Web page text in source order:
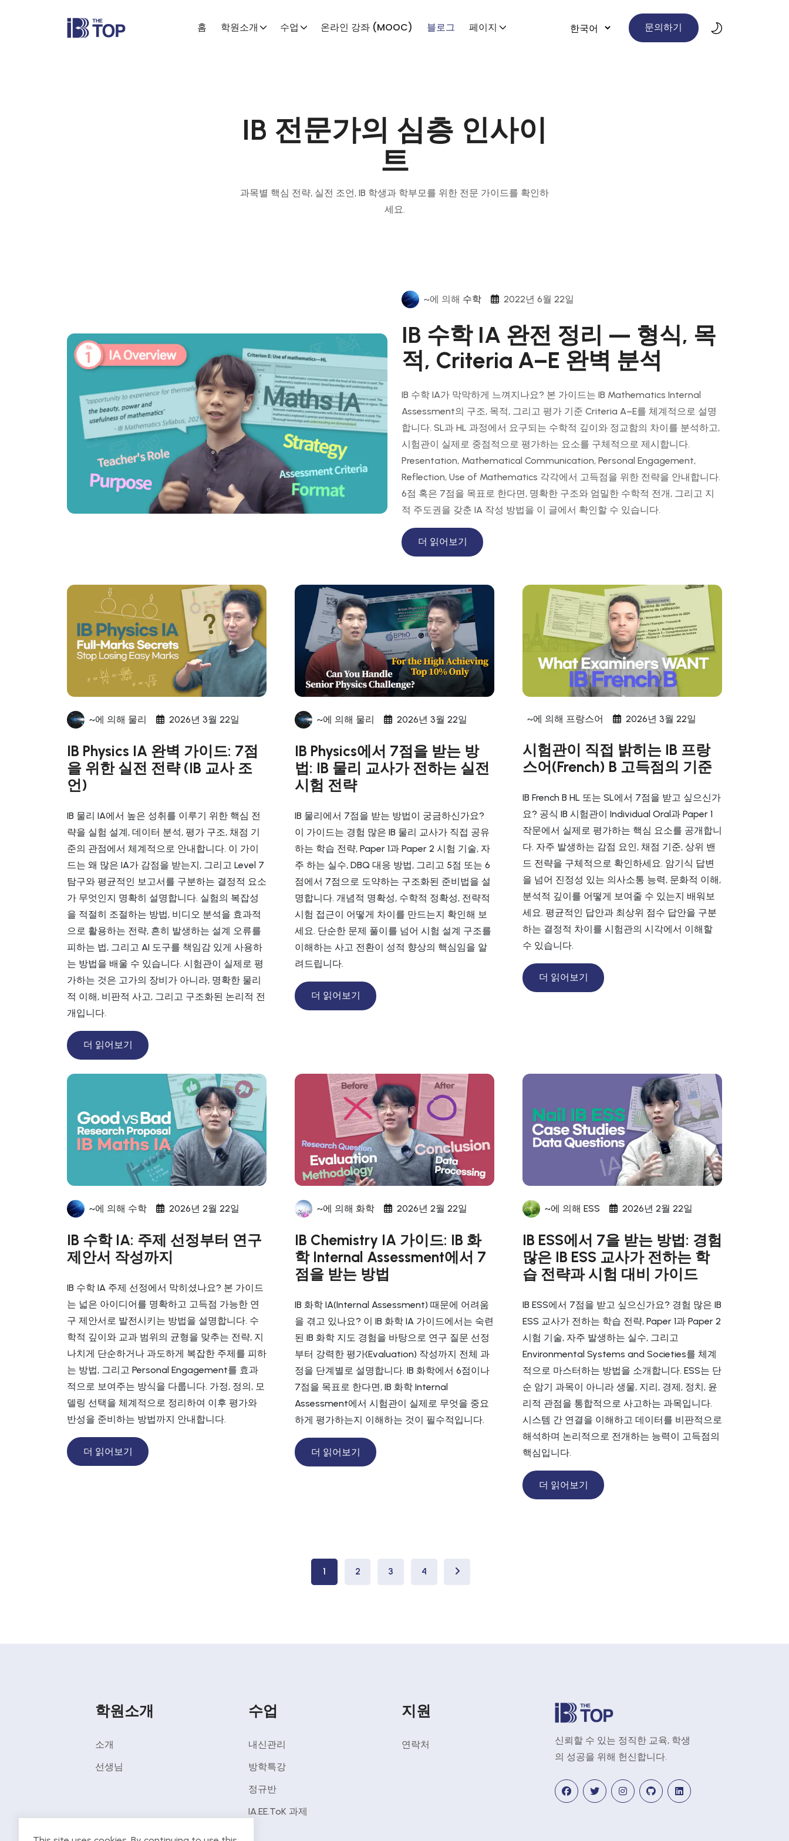
홈 학원소개 수업 온라인 강좌 (MOOC) 블로그 페이지 문의하기
IB 전문가의 심층 인사이
트
과목별 핵심 전략, 실전 조언, IB 학생과 학부모를 위한 전문 가이드를 확인하
세요.
~에 의해 수학 2022년 6월 22일
IB 수학 IA 완전 정리 — 형식, 목
적, Criteria A–E 완벽 분석
IB 수학 IA가 막막하게 느껴지나요? 본 가이드는 IB Mathematics Internal
Assessment의 구조, 목적, 그리고 평가 기준 Criteria A–E를 체계적으로 설명
합니다. SL과 HL 과정에서 요구되는 수학적 깊이와 정교함의 차이를 분석하고,
시험관이 실제로 중점적으로 평가하는 요소를 구체적으로 제시합니다.
Presentation, Mathematical Communication, Personal Engagement,
Reflection, Use of Mathematics 각각에서 고득점을 위한 전략을 안내합니다.
6점 혹은 7점을 목표로 한다면, 명확한 구조와 엄밀한 수학적 전개, 그리고 지
적 주도권을 갖춘 IA 작성 방법을 이 글에서 확인할 수 있습니다.
더 읽어보기
~에 의해 물리 2026년 3월 22일
IB Physics IA 완벽 가이드: 7점
을 위한 실전 전략 (IB 교사 조
언)
IB 물리 IA에서 높은 성취를 이루기 위한 핵심 전
략을 실험 설계, 데이터 분석, 평가 구조, 채점 기
준의 관점에서 체계적으로 안내합니다. 이 가이
드는 왜 많은 IA가 감점을 받는지, 그리고 Level 7
탐구와 평균적인 보고서를 구분하는 결정적 요소
가 무엇인지 명확히 설명합니다. 실험의 복잡성
을 적절히 조절하는 방법, 비디오 분석을 효과적
으로 활용하는 전략, 흔히 발생하는 설계 오류를
피하는 법, 그리고 AI 도구를 책임감 있게 사용하
는 방법을 배울 수 있습니다. 시험관이 실제로 평
가하는 것은 고가의 장비가 아니라, 명확한 물리
적 이해, 비판적 사고, 그리고 구조화된 논리적 전
개입니다.
더 읽어보기
~에 의해 물리 2026년 3월 22일
IB Physics에서 7점을 받는 방
법: IB 물리 교사가 전하는 실전
시험 전략
IB 물리에서 7점을 받는 방법이 궁금하신가요?
이 가이드는 경험 많은 IB 물리 교사가 직접 공유
하는 학습 전략, Paper 1과 Paper 2 시험 기술, 자
주 하는 실수, DBQ 대응 방법, 그리고 5점 또는 6
점에서 7점으로 도약하는 구조화된 준비법을 설
명합니다. 개념적 명확성, 수학적 정확성, 전략적
시험 접근이 어떻게 차이를 만드는지 확인해 보
세요. 단순한 문제 풀이를 넘어 시험 설계 구조를
이해하는 사고 전환이 성적 향상의 핵심임을 알
려드립니다.
더 읽어보기
~에 의해 프랑스어 2026년 3월 22일
시험관이 직접 밝히는 IB 프랑
스어(French) B 고득점의 기준
IB French B HL 또는 SL에서 7점을 받고 싶으신가
요? 공식 IB 시험관이 Individual Oral과 Paper 1
작문에서 실제로 평가하는 핵심 요소를 공개합니
다. 자주 발생하는 감점 요인, 채점 기준, 상위 밴
드 전략을 구체적으로 확인하세요. 암기식 답변
을 넘어 진정성 있는 의사소통 능력, 문화적 이해,
분석적 깊이를 어떻게 보여줄 수 있는지 배워보
세요. 평균적인 답안과 최상위 점수 답안을 구분
하는 결정적 차이를 시험관의 시각에서 이해할
수 있습니다.
더 읽어보기
~에 의해 수학 2026년 2월 22일
IB 수학 IA: 주제 선정부터 연구
제안서 작성까지
IB 수학 IA 주제 선정에서 막히셨나요? 본 가이드
는 넓은 아이디어를 명확하고 고득점 가능한 연
구 제안서로 발전시키는 방법을 설명합니다. 수
학적 깊이와 교과 범위의 균형을 맞추는 전략, 지
나치게 단순하거나 과도하게 복잡한 주제를 피하
는 방법, 그리고 Personal Engagement를 효과
적으로 보여주는 방식을 다룹니다. 가정, 정의, 모
델링 선택을 체계적으로 정리하여 이후 평가와
반성을 준비하는 방법까지 안내합니다.
더 읽어보기
~에 의해 화학 2026년 2월 22일
IB Chemistry IA 가이드: IB 화
학 Internal Assessment에서 7
점을 받는 방법
IB 화학 IA(Internal Assessment) 때문에 어려움
을 겪고 있나요? 이 IB 화학 IA 가이드에서는 숙련
된 IB 화학 지도 경험을 바탕으로 연구 질문 선정
부터 강력한 평가(Evaluation) 작성까지 전체 과
정을 단계별로 설명합니다. IB 화학에서 6점이나
7점을 목표로 한다면, IB 화학 Internal
Assessment에서 시험관이 실제로 무엇을 중요
하게 평가하는지 이해하는 것이 필수적입니다.
더 읽어보기
~에 의해 ESS 2026년 2월 22일
IB ESS에서 7을 받는 방법: 경험
많은 IB ESS 교사가 전하는 학
습 전략과 시험 대비 가이드
IB ESS에서 7점을 받고 싶으신가요? 경험 많은 IB
ESS 교사가 전하는 학습 전략, Paper 1과 Paper 2
시험 기술, 자주 발생하는 실수, 그리고
Environmental Systems and Societies를 체계
적으로 마스터하는 방법을 소개합니다. ESS는 단
순 암기 과목이 아니라 생물, 지리, 경제, 정치, 윤
리적 관점을 통합적으로 사고하는 과목입니다.
시스템 간 연결을 이해하고 데이터를 비판적으로
해석하며 논리적으로 전개하는 능력이 고득점의
핵심입니다.
더 읽어보기
1 2 3 4
학원소개
소개
선생님
수업
내신관리
방학특강
정규반
IA.EE.ToK 과제
지원
연락처
신뢰할 수 있는 정직한 교육, 학생
의 성공을 위해 헌신합니다.